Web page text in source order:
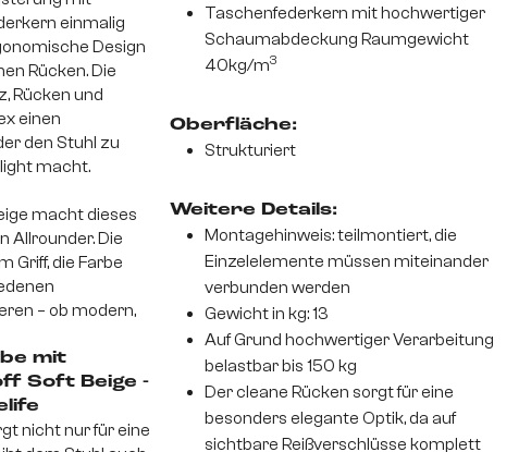
einmalig
Design
Rücken. Die
Rücken und
einen
den Stuhl zu
macht.
macht dieses
Allrounder. Die
Griff, die Farbe
– ob modern,
mit
Soft Beige -
nicht nur für eine
Taschenfederkern mit hochwertiger
Schaumabdeckung Raumgewicht
40kg/m3
Oberfläche:
Strukturiert
Weitere Details:
Montagehinweis: teilmontiert, die
Einzelelemente müssen miteinander
verbunden werden
Gewicht in kg: 13
Auf Grund hochwertiger Verarbeitung
belastbar bis 150 kg
Der cleane Rücken sorgt für eine
besonders elegante Optik, da auf
sichtbare Reißverschlüsse komplett